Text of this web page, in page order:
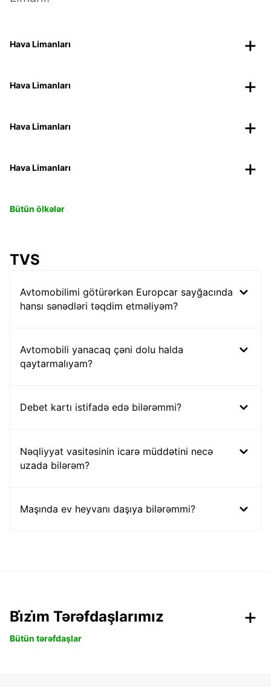
Hava Limanları
Hava Limanları
Hava Limanları
Hava Limanları
Bütün ölkələr
TVS
Avtomobilimi götürərkən Europcar sayğacında
hansı sənədləri təqdim etməliyəm?
Avtomobili yanacaq çəni dolu halda
qaytarmalıyam?
Debet kartı istifadə edə bilərəmmi?
Nəqliyyat vasitəsinin icarə müddətini necə
uzada bilərəm?
Maşında ev heyvanı daşıya bilərəmmi?
Bi̇zi̇m Tərəfdaşlarımız
Bütün tərəfdaşlar